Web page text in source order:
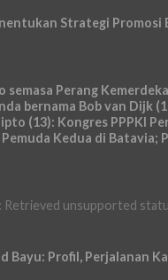
Strategi Promosi
semasa Perang
bernama Bob van Dijk
(13): Kongres PPPKI
Kedua di Batavia;
Retrieved unsupported
Bayu: Profil, Perjalanan